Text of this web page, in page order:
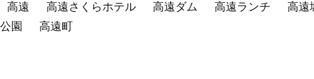
高遠
高遠さくらホテル 高遠ダム 高遠ランチ
高遠
公園
高遠町